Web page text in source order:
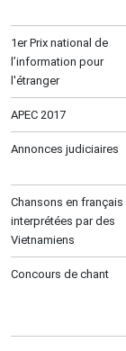
1er Prix national de
l’information pour
l'étranger
APEC 2017
Annonces judiciaires
Chansons en français
interprétées par des
Vietnamiens
Concours de chant